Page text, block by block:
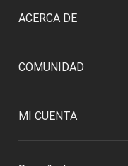
ACERCA DE
COMUNIDAD
MI CUENTA